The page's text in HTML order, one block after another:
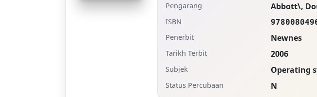
Pengarang Abbott\,
ISBN
Penerbit
Newnes
Tarikh Terbit 2006
Subjek Operating
Status Percubaan N